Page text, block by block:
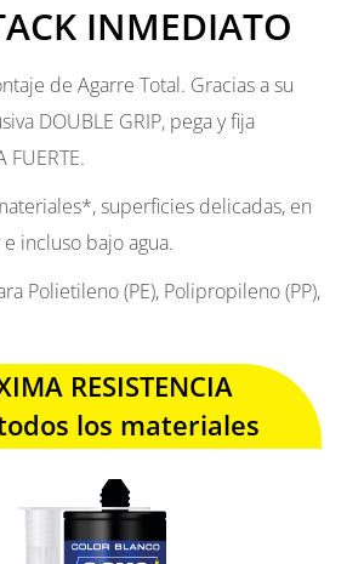
INMEDIATO
de Agarre Total. Gracias a su
DOUBLE GRIP, pega y fija
FUERTE.
superficies delicadas, en
incluso bajo agua.
Polietileno (PE), Polipropileno (PP),
RESISTENCIA
los materiales